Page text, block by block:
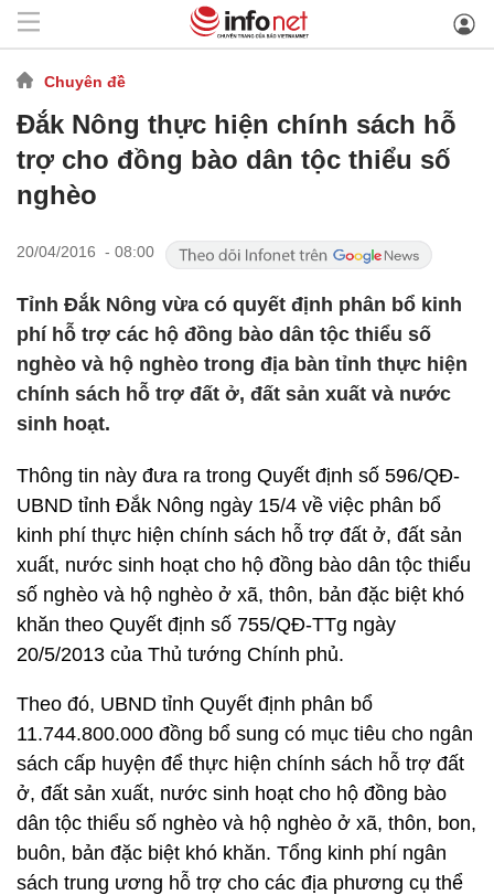
Chuyên đề
Đắk Nông thực hiện chính sách hỗ
trợ cho đồng bào dân tộc thiểu số
nghèo
20/04/2016 - 08:00
Tỉnh Đắk Nông vừa có quyết định phân bổ kinh
phí hỗ trợ các hộ đồng bào dân tộc thiểu số
nghèo và hộ nghèo trong địa bàn tỉnh thực hiện
chính sách hỗ trợ đất ở, đất sản xuất và nước
sinh hoạt.
Thông tin này đưa ra trong Quyết định số 596/QĐ-
UBND tỉnh Đắk Nông ngày 15/4 về việc phân bổ
kinh phí thực hiện chính sách hỗ trợ đất ở, đất sản
xuất, nước sinh hoạt cho hộ đồng bào dân tộc thiểu
số nghèo và hộ nghèo ở xã, thôn, bản đặc biệt khó
khăn theo Quyết định số 755/QĐ-TTg ngày
20/5/2013 của Thủ tướng Chính phủ.
Theo đó, UBND tỉnh Quyết định phân bổ
11.744.800.000 đồng bổ sung có mục tiêu cho ngân
sách cấp huyện để thực hiện chính sách hỗ trợ đất
ở, đất sản xuất, nước sinh hoạt cho hộ đồng bào
dân tộc thiểu số nghèo và hộ nghèo ở xã, thôn, bon,
buôn, bản đặc biệt khó khăn. Tổng kinh phí ngân
sách trung ương hỗ trợ cho các địa phương cụ thể